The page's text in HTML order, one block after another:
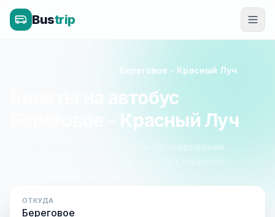
Bustrip
Береговое - Красный Луч
Билеты на автобус
Береговое - Красный Луч
Расписание, цены и онлайн-бронирование.
Оплата при посадке, без скрытых наценок.
ОТКУДА